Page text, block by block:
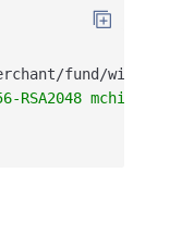
/fund /withdraw
RSA2048